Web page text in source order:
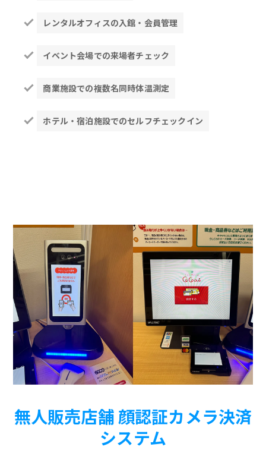
レンタルオフィスの入館・会員管理
イベント会場での来場者チェック
商業施設での複数名同時体温測定
ホテル・宿泊施設でのセルフチェックイン
無人販売店舗 顔認証カメラ決済
システム